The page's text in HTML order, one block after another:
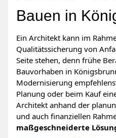
Bauen in
Ein Architekt kann im
Qualitätssicherung von
Seite stehen, denn frühe
Bauvorhaben in
Modernisierung
Planung oder beim Kauf
Architekt anhand der
und auch finanziellen
maßgeschneiderte